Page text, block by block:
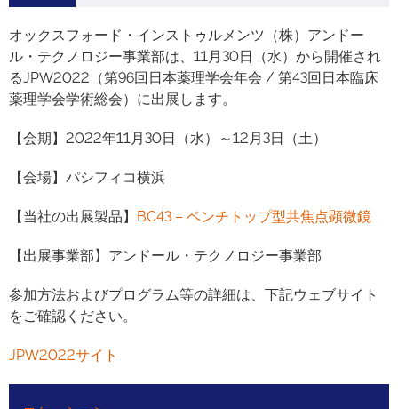
オックスフォード・インストゥルメンツ（株）アンドー
ル・テクノロジー事業部は、11月30日（水）から開催され
るJPW2022（第96回日本薬理学会年会 / 第43回日本臨床
薬理学会学術総会）に出展します。
【会期】2022年11月30日（水）～12月3日（土）
【会場】パシフィコ横浜
【当社の出展製品】 BC43 – ベンチトップ型共焦点顕微鏡
【出展事業部】アンドール・テクノロジー事業部
参加方法およびプログラム等の詳細は、下記ウェブサイト
をご確認ください。
JPW2022サイト